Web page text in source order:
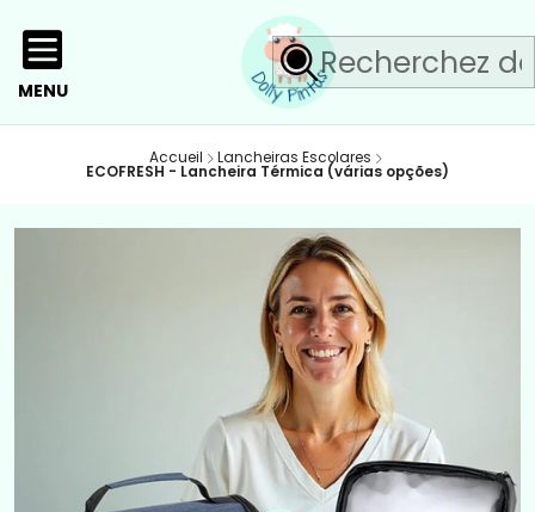
MENU
Accueil Lancheiras Escolares
ECOFRESH - Lancheira Térmica (várias opções)